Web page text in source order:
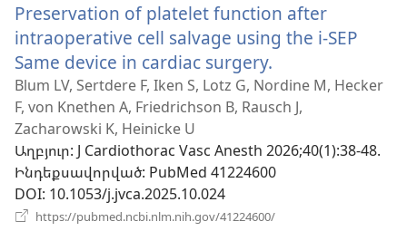
պատուհան)
Preservation of platelet function after
intraoperative cell salvage using the i-SEP
Same device in cardiac surgery.
է
նոր
Blum LV, Sertdere F, Iken S, Lotz G, Nordine M, Hecker
F, von Knethen A, Friedrichson B, Rausch J,
Zacharowski K, Heinicke U
Աղբյուր‎: J Cardiothorac Vasc Anesth 2026;40(1):38-48.
Ինդեքսավորված‎: PubMed 41224600
DOI‎: 10.1053/j.jvca.2025.10.024
https://pubmed.ncbi.nlm.nih.gov/41224600/